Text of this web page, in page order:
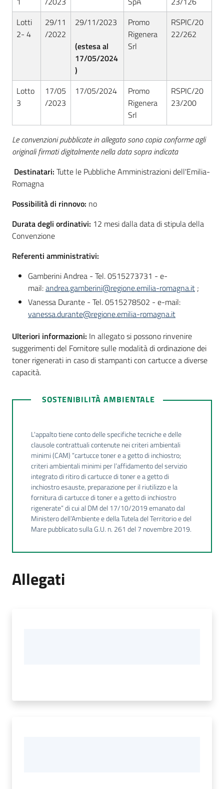
Lotti
2- 4
29/11
/2022
29/11/2023
(estesa al
17/05/2024
)
Promo
Rigenera
Srl
RSPIC/20
22/262
Lotto
3
17/05
/2023
17/05/2024
Promo
Rigenera
Srl
RSPIC/20
23/200
Le convenzioni pubblicate in allegato sono copia conforme agli
originali firmati digitalmente nella data sopra indicata
Destinatari: Tutte le Pubbliche Amministrazioni dell'Emilia-
Romagna
Possibilità di rinnovo: no
Durata degli ordinativi: 12 mesi dalla data di stipula della
Convenzione
Referenti amministrativi:
Gamberini Andrea - Tel. 0515273731 - e-
mail:andrea.gamberini@regione.emilia-romagna.it ;
Vanessa Durante - Tel. 0515278502 - e-mail:
vanessa.durante@regione.emilia-romagna.it
Ulteriori informazioni: In allegato si possono rinvenire
suggerimenti del Fornitore sulle modalità di ordinazione dei
toner rigenerati in caso di stampanti con cartucce a diverse
capacità.
SOSTENIBILITÀ AMBIENTALE
L'appalto tiene conto delle specifiche tecniche e delle
clausole contrattuali contenute nei criteri ambientali
minimi (CAM) “cartucce toner e a getto di inchiostro;
criteri ambientali minimi per l’affidamento del servizio
integrato di ritiro di cartucce di toner e a getto di
inchiostro esauste, preparazione per il riutilizzo e la
fornitura di cartucce di toner e a getto di inchiostro
rigenerate“ di cui al DM del 17/10/2019 emanato dal
Ministero dell’Ambiente e della Tutela del Territorio e del
Mare pubblicato sulla G.U. n. 261 del 7 novembre 2019.
Allegati